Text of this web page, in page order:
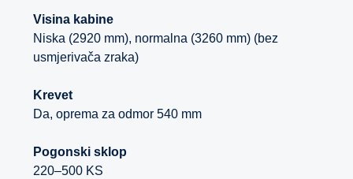
Visina kabine
Niska (2920 mm), normalna (3260 mm) (bez
usmjerivača zraka)
Krevet
Da, oprema za odmor 540 mm
Pogonski sklop
220–500 KS